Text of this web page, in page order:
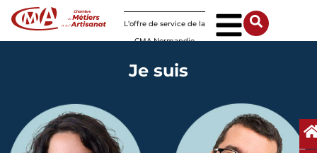
L’offre de service de la
CMA Normandie
Je suis
Panneau de gestion des cookies